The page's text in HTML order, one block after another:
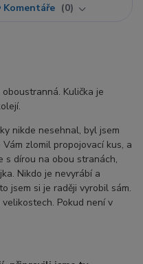
Komentáře 0
Kulička je
nikde nesehnal, byl jsem
zlomil propojovací kus, a
s dírou na obou stranách,
Nikdo je nevyrábí a
jsem si je raději vyrobil sám.
Pokud není v